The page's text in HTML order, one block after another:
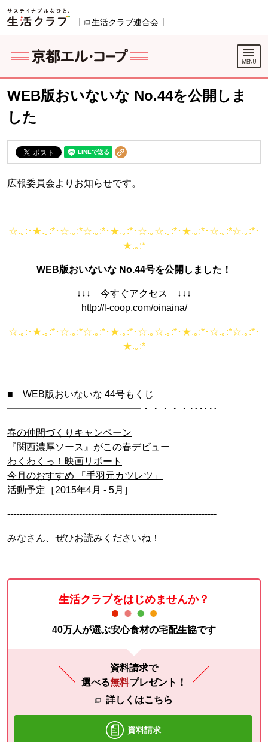
ページの先頭です。
別のウィンドウで開きます。
生活クラブ連合会
ここからサイト内共通メニューです。
サイト内共通メニューをスキップする
サイト内共通メニューここまで。
WEB版おいないな No.44を公開しま
した
広報委員会よりお知らせです。
☆.｡:･★.｡:*･☆.｡:*☆.｡:*･★.｡:*･☆.｡☆.｡:*･★.｡:*･☆.｡:*☆.｡:*･
★.｡:*
WEB版おいないな No.44号を公開しました！
↓↓↓ 今すぐアクセス ↓↓↓
http://l-coop.com/oinaina/
☆.｡:･★.｡:*･☆.｡:*☆.｡:*･★.｡:*･☆.｡☆.｡:*･★.｡:*･☆.｡:*☆.｡:*･
★.｡:*
■ WEB版おいないな 44号もくじ
━━━━━━━━━━━━━━・・・・・‥‥‥
春の仲間づくりキャンペーン
『関西濃厚ソース』がこの春デビュー
わくわくっ！映画リポート
今月のおすすめ 「手羽元カツレツ」
活動予定［2015年4月 - 5月］
----------------------------------------------------------------------
みなさん、ぜひお読みくださいね！
生活クラブをはじめませんか？
40万人が選ぶ安心食材の宅配生協です
資料請求で
選べる無料プレゼント！
詳しくはこちら
資料請求